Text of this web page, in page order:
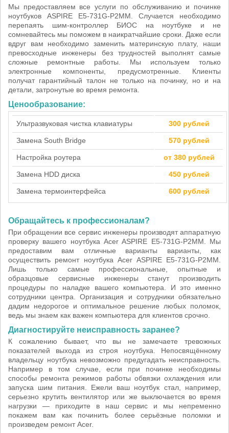
Мы предоставляем все услуги по обслуживанию и починке
ноутбуков ASPIRE E5-731G-P2MM. Случается необходимо
перепаять шим-контроллер БИОС на ноутбуке и не
сомневайтесь мы поможем в наикратчайшие сроки. Даже если
вдруг вам необходимо заменить материнскую плату, наши
превосходные инженеры без трудностей выполнят самые
сложные ремонтные работы. Мы используем только
электронные компоненты, предусмотренные. Клиенты
получат гарантийный талон не только на починку, но и на
детали, затронутые во время ремонта.
Ценообразование:
Ультразвуковая чистка клавиатуры 300 рублей
Замена South Bridge 570 рублей
Настройка роутера от 380 рублей
Замена HDD диска 450 рублей
Замена термоинтерфейса 600 рублей
Обращайтесь к профессионалам?
При обращении все сервис инженеры производят аппаратную
проверку вашего ноутбука Acer ASPIRE E5-731G-P2MM. Мы
предоставим вам отличные варианты варианты, как
осуществить ремонт ноутбука Acer ASPIRE E5-731G-P2MM.
Лишь только самые профессиональные, опытные и
образцовые сервисные инженеры станут производить
процедуры по наладке вашего компьютера. И это именно
сотрудники центра. Организация и сотрудники обязательно
дадим недорогое и оптимальное решение любых поломок,
ведь мы знаем как важен компьютера для клиентов срочно.
Диагностируйте неисправность заранее?
К сожалению бывает, что вы не замечаете тревожных
показателей выхода из строя ноутбука. Непосвящённому
владельцу ноутбука невозможно предугадать неисправность.
Например в том случае, если при починке необходимы
способы ремонта режимов работы обвязки охлаждения или
запуска шим питания. Ежели ваш ноутбук стал, например,
серьезно крутить вентилятор или же выключается во время
нагрузки — приходите в наш сервис и мы непременно
покажем вам как починить более серьёзные поломки и
произведем ремонт Acer.